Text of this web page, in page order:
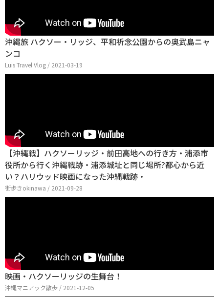
沖縄旅 ハクソー・リッジ、平和祈念公園からの奥武島ニャ
ンコ
Luis Travel Vlog / 2021-03-19
【沖縄戦】ハクソーリッジ・前田高地への行き方・浦添市
役所から行く沖縄戦跡・浦添城址と同じ場所?都心から近
い？ハリウッド映画になった沖縄戦跡・
街歩きokinawa / 2021-09-28
映画・ハクソーリッジの生舞台！
沖縄マニアック散歩 / 2021-12-05